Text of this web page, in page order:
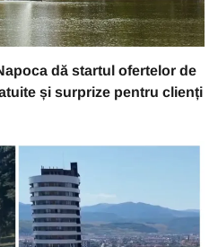
dă startul ofertelor de
și surprize pentru clienți